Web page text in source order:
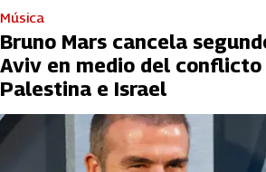
Música
Bruno Mars cancela
Aviv en medio del
Palestina e Israel